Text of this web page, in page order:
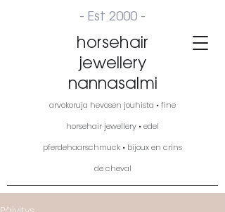
horsehair
jewellery
nannasalmi
arvokoruja hevosen jouhista • fine
horsehair jewellery • edel
pferdehaarschmuck • bijoux en crins
de cheval
- Est 2000 -